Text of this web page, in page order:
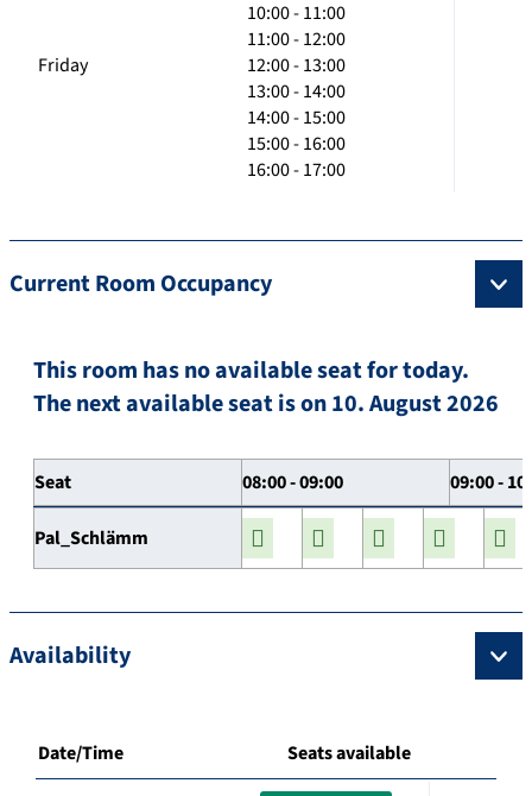
Friday
10:00 - 11:00
11:00 - 12:00
12:00 - 13:00
13:00 - 14:00
14:00 - 15:00
15:00 - 16:00
16:00 - 17:00
Current Room Occupancy
This room has no available seat for today.
The next available seat is on 10. August 2026
Seat 08:00 - 09:00 09:00 -
Pal_Schlämm
Availability
Date/Time Seats available